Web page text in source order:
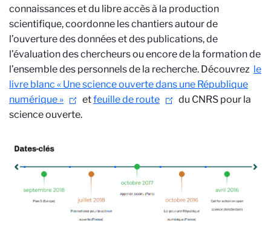
connaissances et du libre accès à la production
scientifique, coordonne les chantiers autour de
l’ouverture des données et des publications, de
l’évaluation des chercheurs ou encore de la formation de
l’ensemble des personnels de la recherche. Découvrez le
livre blanc « Une science ouverte dans une République
numérique »
etfeuille de route du CNRS pour la
science ouverte.